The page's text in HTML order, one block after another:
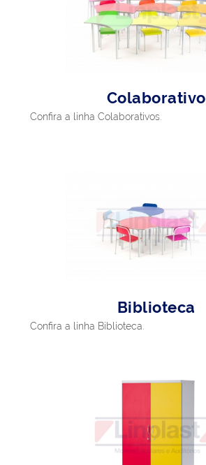
Colaborativo
Confira a linha Colaborativos.
Biblioteca
Confira a linha Biblioteca.